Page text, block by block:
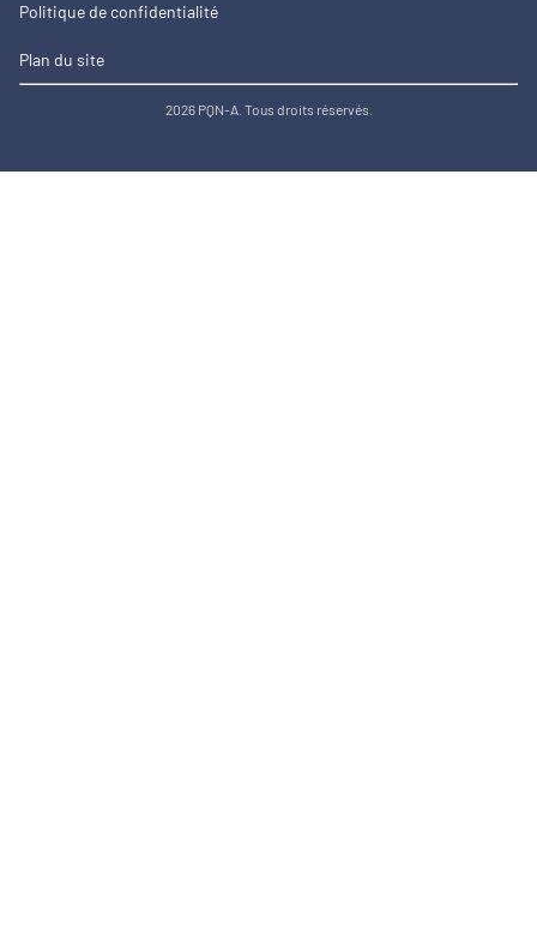
Politique de confidentialité
Plan du site
2026 PQN-A. Tous droits réservés.